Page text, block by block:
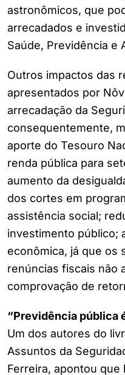
astronômicos, que
arrecadados e
Saúde, Previdência e
Outros impactos das
apresentados por
arrecadação da
consequentemente,
aporte do Tesouro
renda pública para
aumento da
dos cortes em
assistência social;
investimento público;
econômica, já que os
renúncias fiscais não
comprovação de
“Previdência pública
Um dos autores do
Assuntos da
Ferreira, apontou que